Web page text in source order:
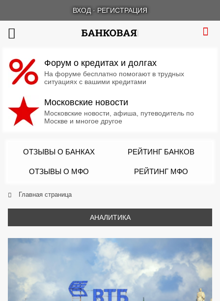
ВХОД · РЕГИСТРАЦИЯ
Форум о кредитах и долгах
На форуме бесплатно помогают в трудных
ситуациях с вашими кредитами
Московские новости
Московские новости, афиша, путеводитель по
Москве и многое другое
ОТЗЫВЫ О БАНКАХ РЕЙТИНГ БАНКОВ
ОТЗЫВЫ О МФО РЕЙТИНГ МФО
Главная страница
АНАЛИТИКА